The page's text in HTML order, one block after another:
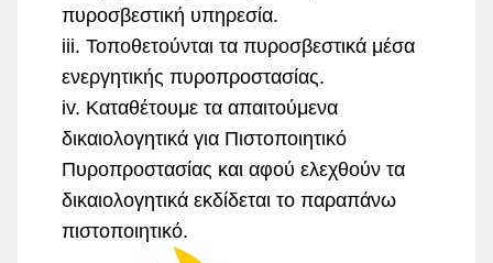
πυροσβεστική υπηρεσία.
iii. Τοποθετούνται τα πυροσβεστικά μέσα
ενεργητικής πυροπροστασίας.
iv. Καταθέτουμε τα απαιτούμενα
δικαιολογητικά για Πιστοποιητικό
Πυροπροστασίας και αφού ελεχθούν τα
δικαιολογητικά εκδίδεται το παραπάνω
πιστοποιητικό.